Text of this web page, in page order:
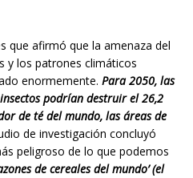
que afirmó que la amenaza del
y los patrones climáticos
enormemente. Para 2050, las
podrían destruir el 26,2
de té del mundo, las áreas de
de investigación concluyó
peligroso de lo que podemos
de cereales del mundo’ (el